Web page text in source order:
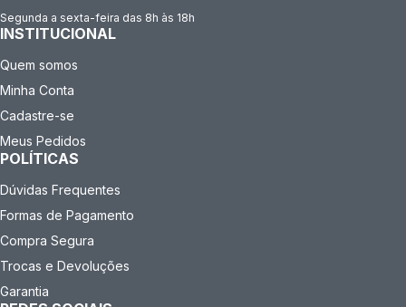
Segunda a sexta-feira das 8h às 18h
INSTITUCIONAL
Quem somos
Minha Conta
Cadastre-se
Meus Pedidos
POLÍTICAS
Dúvidas Frequentes
Formas de Pagamento
Compra Segura
Trocas e Devoluções
Garantia